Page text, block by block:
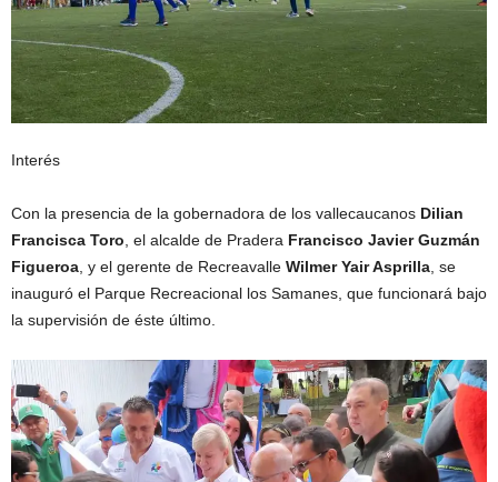
Interés
Con la presencia de la gobernadora de los vallecaucanos Dilian
Francisca Toro, el alcalde de Pradera Francisco Javier Guzmán
Figueroa, y el gerente de Recreavalle Wilmer Yair Asprilla, se
inauguró el Parque Recreacional los Samanes, que funcionará bajo
la supervisión de éste último.